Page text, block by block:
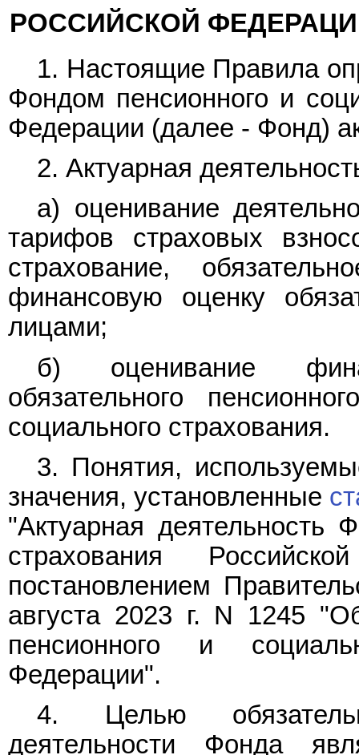
РОССИЙСКОЙ
1. Настоящие Правила
Фондом пенсионного и
Федерации (далее - Фонд)
2. Актуарная
а) оценивание
тарифов страховых
страхование,
финансовую оценку
лицами;
б) оценивание
обязательного
социального страхования.
3. Понятия,
значения, установленные
"Актуарная деятельность
страхования
постановлением
августа 2023 г. N 1245
пенсионного и
Федерации".
4. Целью
деятельности Фонда